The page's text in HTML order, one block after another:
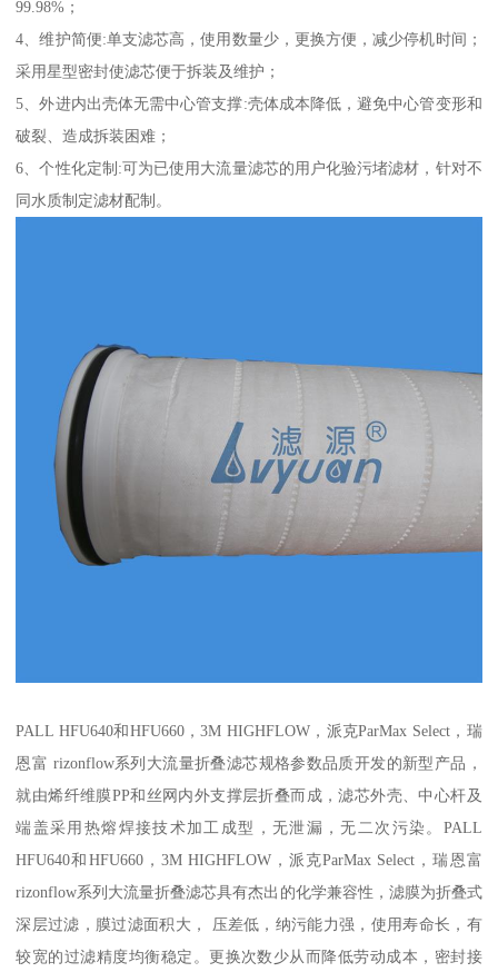
99.98%；
4、维护简便:单支滤芯高，使用数量少，更换方便，减少停机时间；
采用星型密封使滤芯便于拆装及维护；
5、外进内出壳体无需中心管支撑:壳体成本降低，避免中心管变形和
破裂、造成拆装困难；
6、个性化定制:可为已使用大流量滤芯的用户化验污堵滤材，针对不
同水质制定滤材配制。
PALL HFU640和HFU660，3M HIGHFLOW，派克ParMax Select，瑞
恩富 rizonflow系列大流量折叠滤芯规格参数品质开发的新型产品，
就由烯纤维膜PP和丝网内外支撑层折叠而成，滤芯外壳、中心杆及
端盖采用热熔焊接技术加工成型，无泄漏，无二次污染。PALL
HFU640和HFU660，3M HIGHFLOW，派克ParMax Select，瑞恩富
rizonflow系列大流量折叠滤芯具有杰出的化学兼容性，滤膜为折叠式
深层过滤，膜过滤面积大， 压差低，纳污能力强，使用寿命长，有
较宽的过滤精度均衡稳定。更换次数少从而降低劳动成本，密封接